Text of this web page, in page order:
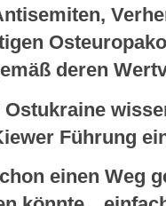
deren
Ostukraine
Führung
einen Weg